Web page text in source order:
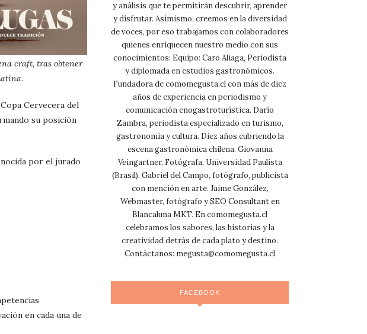
craft, tras obtener
Cervecera del
su posición
por el jurado
en cada una de
y análisis que te permitirán descubrir, aprender
y disfrutar. Asimismo, creemos en la diversidad
de voces, por eso trabajamos con colaboradores
quienes enriquecen nuestro medio con sus
conocimientos: Equipo: Caro Aliaga, Periodista
y diplomada en estudios gastronómicos.
Fundadora de comomegusta.cl con más de diez
años de experiencia en periodismo y
comunicación enogastroturística. Darío
Zambra, periodista especializado en turismo,
gastronomía y cultura. Diez años cubriendo la
escena gastronómica chilena. Giovanna
Veingartner, Fotógrafa, Universidad Paulista
(Brasil). Gabriel del Campo, fotógrafo, publicista
con mención en arte. Jaime González,
Webmaster, fotógrafo y SEO Consultant en
Blancaluna MKT. En comomegusta.cl
celebramos los sabores, las historias y la
creatividad detrás de cada plato y destino.
Contáctanos: megusta@comomegusta.cl
FACEBOOK